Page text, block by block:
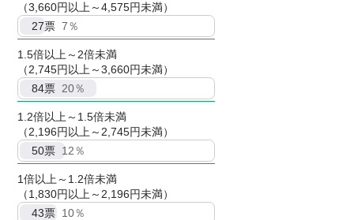
（3,660円以上～4,575円未満）
27票 7％
1.5倍以上～2倍未満
（2,745円以上～3,660円未満）
84票 20％
1.2倍以上～1.5倍未満
（2,196円以上～2,745円未満）
50票 12％
1倍以上～1.2倍未満
（1,830円以上～2,196円未満）
43票 10％